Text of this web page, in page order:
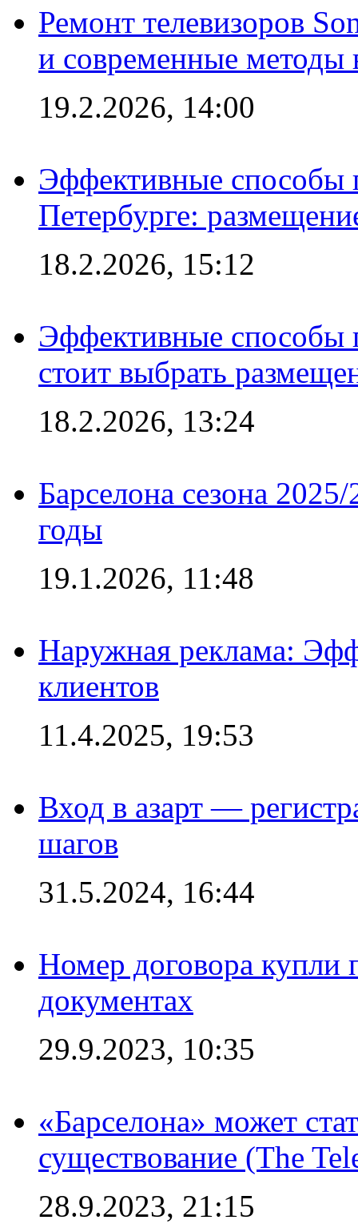
Ремонт телевизоров
и современные методы
19.2.2026, 14:00
Эффективные способы
Петербурге:
18.2.2026, 15:12
Эффективные способы
стоит выбрать
18.2.2026, 13:24
Барселона сезона
годы
19.1.2026, 11:48
Наружная реклама:
клиентов
11.4.2025, 19:53
Вход в азарт —
шагов
31.5.2024, 16:44
Номер договора купли
документах
29.9.2023, 10:35
«Барселона» может
существование (The
28.9.2023, 21:15